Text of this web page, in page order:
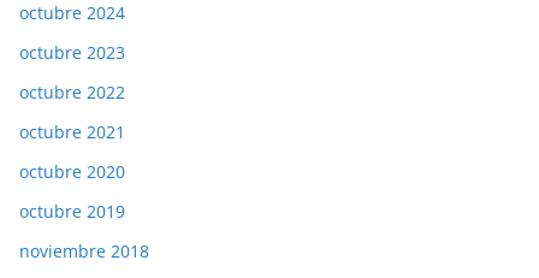
octubre 2024
octubre 2023
octubre 2022
octubre 2021
octubre 2020
octubre 2019
noviembre 2018